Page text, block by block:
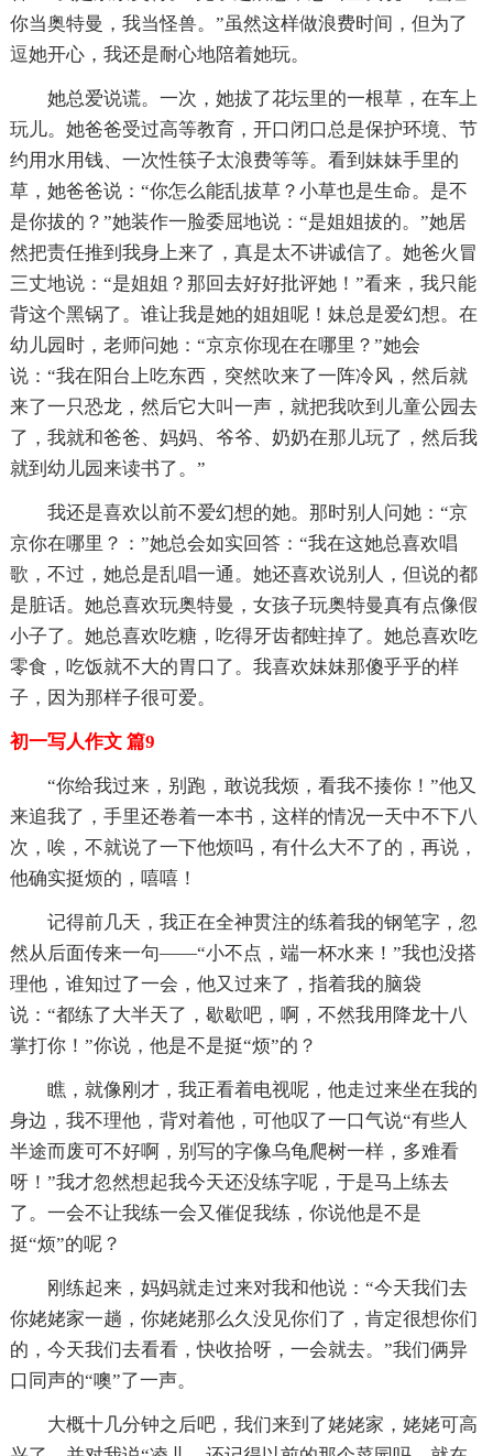
你当奥特曼，我当怪兽。”虽然这样做浪费时间，但为了
逗她开心，我还是耐心地陪着她玩。
她总爱说谎。一次，她拔了花坛里的一根草，在车上
玩儿。她爸爸受过高等教育，开口闭口总是保护环境、节
约用水用钱、一次性筷子太浪费等等。看到妹妹手里的
草，她爸爸说：“你怎么能乱拔草？小草也是生命。是不
是你拔的？”她装作一脸委屈地说：“是姐姐拔的。”她居
然把责任推到我身上来了，真是太不讲诚信了。她爸火冒
三丈地说：“是姐姐？那回去好好批评她！”看来，我只能
背这个黑锅了。谁让我是她的姐姐呢！妹总是爱幻想。在
幼儿园时，老师问她：“京京你现在在哪里？”她会
说：“我在阳台上吃东西，突然吹来了一阵冷风，然后就
来了一只恐龙，然后它大叫一声，就把我吹到儿童公园去
了，我就和爸爸、妈妈、爷爷、奶奶在那儿玩了，然后我
就到幼儿园来读书了。”
我还是喜欢以前不爱幻想的她。那时别人问她：“京
京你在哪里？：”她总会如实回答：“我在这她总喜欢唱
歌，不过，她总是乱唱一通。她还喜欢说别人，但说的都
是脏话。她总喜欢玩奥特曼，女孩子玩奥特曼真有点像假
小子了。她总喜欢吃糖，吃得牙齿都蛀掉了。她总喜欢吃
零食，吃饭就不大的胃口了。我喜欢妹妹那傻乎乎的样
子，因为那样子很可爱。
初一写人作文 篇9
“你给我过来，别跑，敢说我烦，看我不揍你！”他又
来追我了，手里还卷着一本书，这样的情况一天中不下八
次，唉，不就说了一下他烦吗，有什么大不了的，再说，
他确实挺烦的，嘻嘻！
记得前几天，我正在全神贯注的练着我的钢笔字，忽
然从后面传来一句——“小不点，端一杯水来！”我也没搭
理他，谁知过了一会，他又过来了，指着我的脑袋
说：“都练了大半天了，歇歇吧，啊，不然我用降龙十八
掌打你！”你说，他是不是挺“烦”的？
瞧，就像刚才，我正看着电视呢，他走过来坐在我的
身边，我不理他，背对着他，可他叹了一口气说“有些人
半途而废可不好啊，别写的字像乌龟爬树一样，多难看
呀！”我才忽然想起我今天还没练字呢，于是马上练去
了。一会不让我练一会又催促我练，你说他是不是
挺“烦”的呢？
刚练起来，妈妈就走过来对我和他说：“今天我们去
你姥姥家一趟，你姥姥那么久没见你们了，肯定很想你们
的，今天我们去看看，快收拾呀，一会就去。”我们俩异
口同声的“噢”了一声。
大概十几分钟之后吧，我们来到了姥姥家，姥姥可高